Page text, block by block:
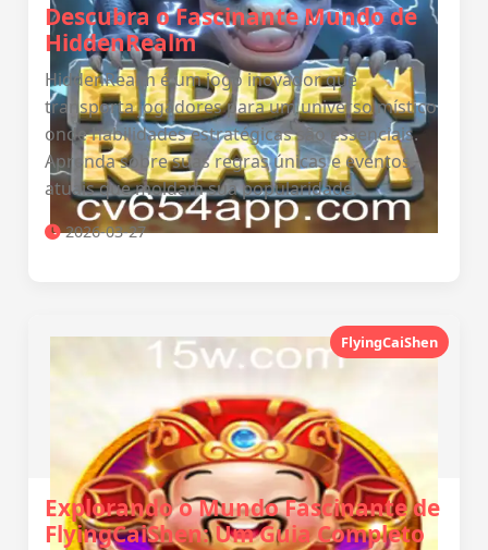
Descubra o Fascinante Mundo de
HiddenRealm
HiddenRealm é um jogo inovador que
transporta jogadores para um universo místico
onde habilidades estratégicas são essenciais.
Aprenda sobre suas regras únicas e eventos
atuais que moldam sua popularidade.
2026-03-27
FlyingCaiShen
Explorando o Mundo Fascinante de
FlyingCaiShen: Um Guia Completo